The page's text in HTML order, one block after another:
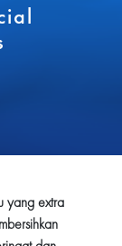
yang extra